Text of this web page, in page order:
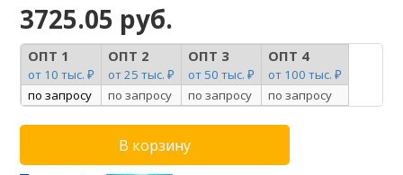
3725.05 руб.
ОПТ 1
от 10 тыс. ₽
ОПТ 2
от 25 тыс. ₽
ОПТ 3
от 50 тыс. ₽
ОПТ 4
от 100 тыс. ₽
по запросу
по запросу по запросу по запросу